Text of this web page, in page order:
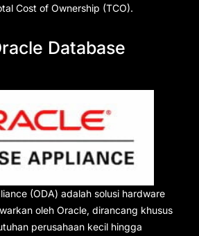
Cost of Ownership (TCO).
Database
(ODA) adalah solusi hardware
oleh Oracle, dirancang khusus
perusahaan kecil hingga